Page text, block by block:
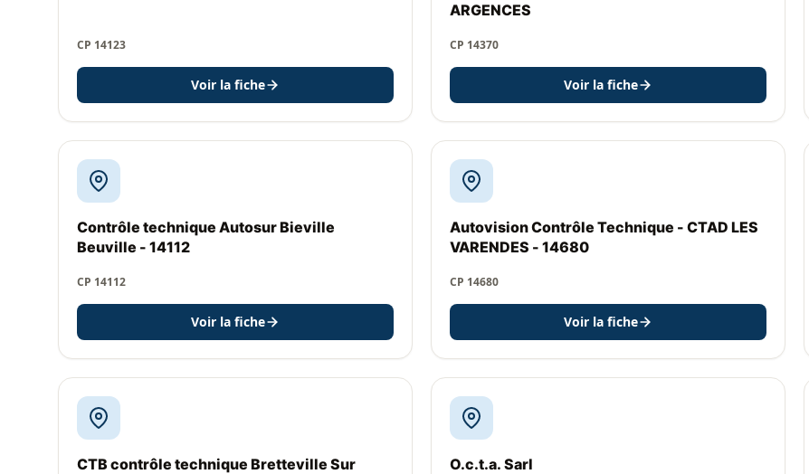
CP 14123
Voir la fiche
ARGENCES
CP 14370
Voir la fiche
Contrôle technique Autosur Bieville
Beuville - 14112
CP 14112
Voir la fiche
Autovision Contrôle Technique - CTAD LES
VARENDES - 14680
CP 14680
Voir la fiche
CTB contrôle technique Bretteville Sur
O.c.t.a. Sarl